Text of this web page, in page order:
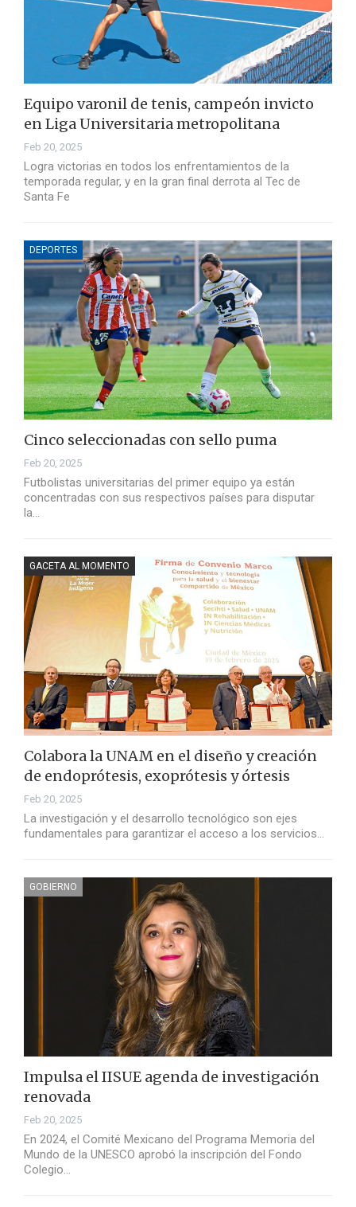
Equipo varonil de tenis, campeón invicto
en Liga Universitaria metropolitana
Feb 20, 2025
Logra victorias en todos los enfrentamientos de la
temporada regular, y en la gran final derrota al Tec de
Santa Fe
DEPORTES
Cinco seleccionadas con sello puma
Feb 20, 2025
Futbolistas universitarias del primer equipo ya están
concentradas con sus respectivos países para disputar
la…
GACETA AL MOMENTO
Colabora la UNAM en el diseño y creación
de endoprótesis, exoprótesis y órtesis
Feb 20, 2025
La investigación y el desarrollo tecnológico son ejes
fundamentales para garantizar el acceso a los servicios…
GOBIERNO
Impulsa el IISUE agenda de investigación
renovada
Feb 20, 2025
En 2024, el Comité Mexicano del Programa Memoria del
Mundo de la UNESCO aprobó la inscripción del Fondo
Colegio…